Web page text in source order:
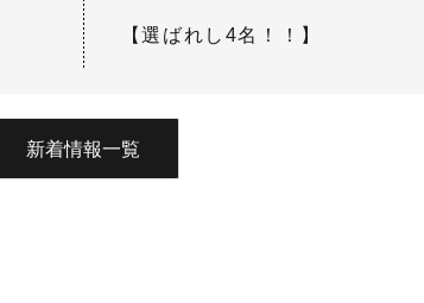
【選ばれし4名！！】
新着情報一覧